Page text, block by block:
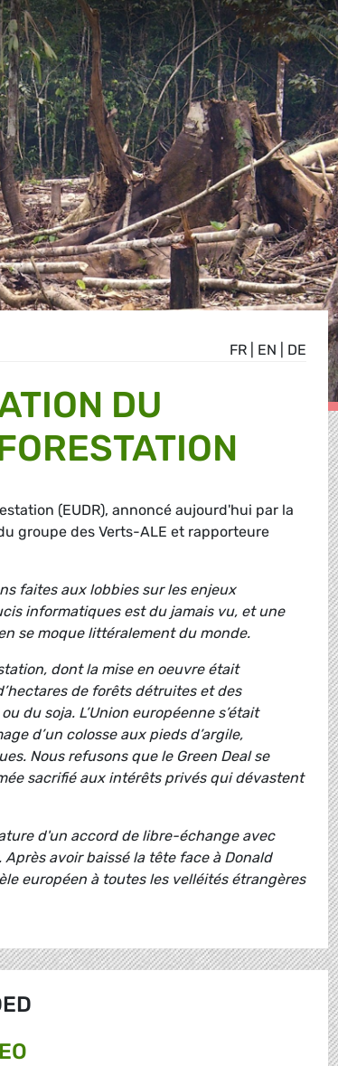
FR EN DE
DU
(EUDR), annoncé aujourd'hui par la
groupe des Verts-ALE et rapporteure
faites aux lobbies sur les enjeux
informatiques est du jamais vu, et une
se moque littéralement du monde.
dont la mise en oeuvre était
de forêts détruites et des
du soja. L’Union européenne s’était
d’un colosse aux pieds d’argile,
Nous refusons que le Green Deal se
sacrifié aux intérêts privés qui dévastent
d'un accord de libre-échange avec
avoir baissé la tête face à Donald
européen à toutes les velléités étrangères